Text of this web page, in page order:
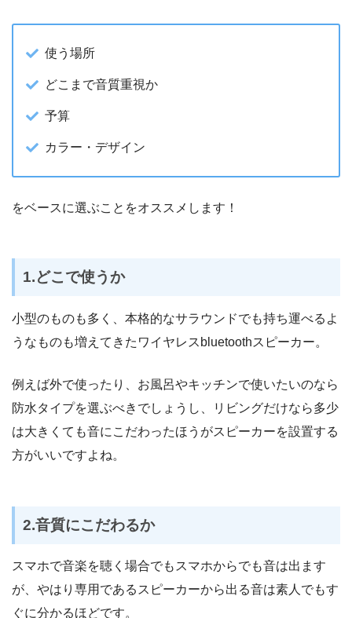
使う場所
どこまで音質重視か
予算
カラー・デザイン
をベースに選ぶことをオススメします！
1.どこで使うか
小型のものも多く、本格的なサラウンドでも持ち運べるよ
うなものも増えてきたワイヤレスbluetoothスピーカー。
例えば外で使ったり、お風呂やキッチンで使いたいのなら
防水タイプを選ぶべきでしょうし、リビングだけなら多少
は大きくても音にこだわったほうがスピーカーを設置する
方がいいですよね。
2.音質にこだわるか
スマホで音楽を聴く場合でもスマホからでも音は出ます
が、やはり専用であるスピーカーから出る音は素人でもす
ぐに分かるほどです。